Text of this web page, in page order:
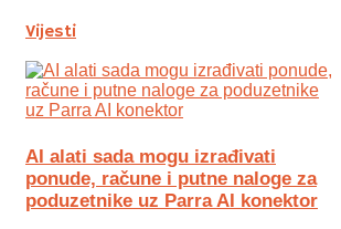
Vijesti
AI alati sada mogu izrađivati
ponude, račune i putne naloge za
poduzetnike uz Parra AI konektor